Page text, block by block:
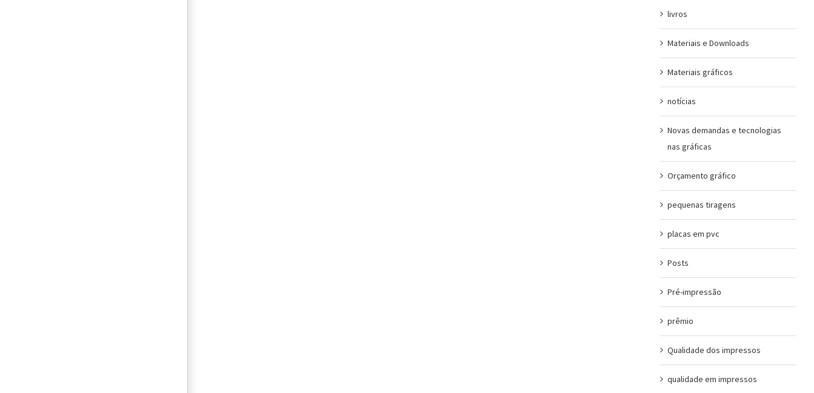
livros
Materiais e Downloads
Materiais gráficos
notícias
Novas demandas e tecnologias
nas gráficas
Orçamento gráfico
pequenas tiragens
placas em pvc
Posts
Pré-impressão
prêmio
Qualidade dos impressos
qualidade em impressos